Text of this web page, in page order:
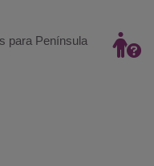
para Península